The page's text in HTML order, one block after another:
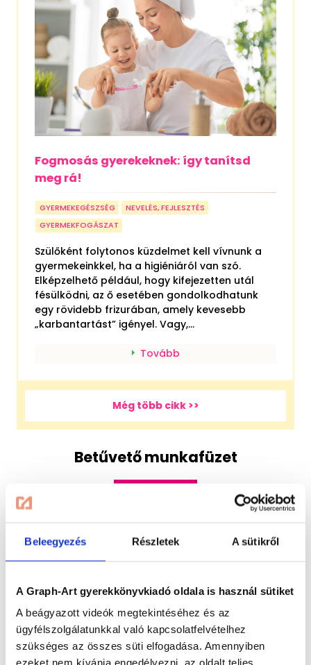
Beleegyezés Részletek A sütikről
A Graph-Art gyerekkönyvkiadó oldala is használ sütiket
A beágyazott videók megtekintéséhez és az
ügyfélszolgálatunkkal való kapcsolatfelvételhez
szükséges az összes süti elfogadása. Amennyiben
ezeket nem kívánja engedélyezni, az oldalt teljes
Fogmosás gyerekeknek: így tanítsd
meg rá!
GYERMEKEGÉSZSÉG
NEVELÉS, FEJLESZTÉS
GYERMEKFOGÁSZAT
Szülőként folytonos küzdelmet kell vívnunk a
gyermekeinkkel, ha a higiéniáról van szó.
Elképzelhető például, hogy kifejezetten utál
fésülködni, az ő esetében gondolkodhatunk
egy rövidebb frizurában, amely kevesebb
„karbantartást” igényel. Vagy,...
Tovább
Még több cikk >>
Betűvető munkafüzet
Betűvető munkafüzet - Tappancs első olvasókönyvéhez
tartozó letölthető munkafüzet
Tappancs első olvasókönyvét keresse az óvodákban és